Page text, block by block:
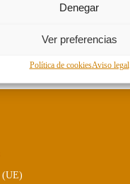
Denegar
Ver preferencias
Política de cookiesAviso legal
(UE)